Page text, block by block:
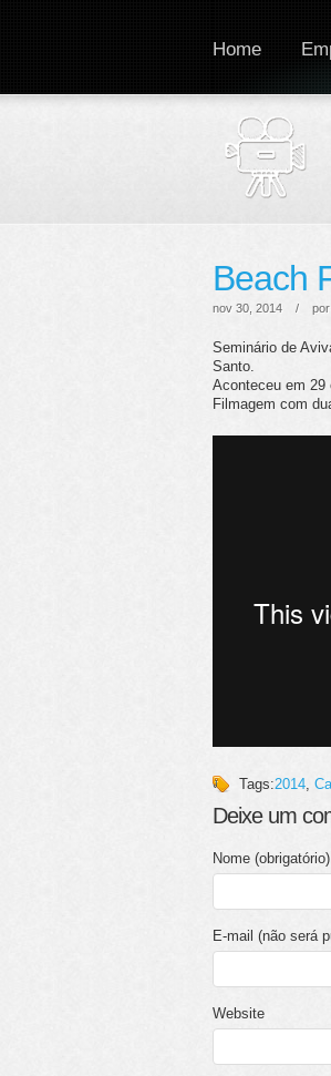
Home
Beach
nov 30, 2014 / por
Seminário de
Santo.
Aconteceu em 29
Filmagem com
Tags:2014
Deixe um
Nome (obrigatório)
E-mail (não será
Website